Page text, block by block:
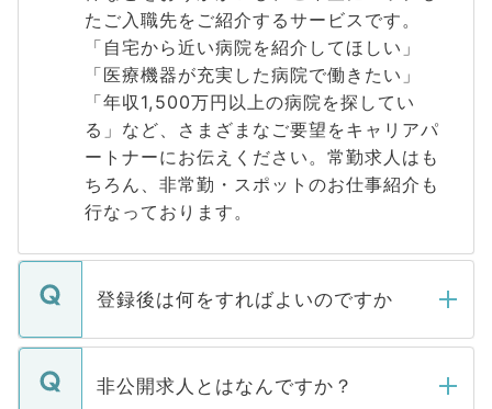
たご入職先をご紹介するサービスです。
「自宅から近い病院を紹介してほしい」
「医療機器が充実した病院で働きたい」
「年収1,500万円以上の病院を探してい
る」など、さまざまなご要望をキャリアパ
ートナーにお伝えください。常勤求人はも
ちろん、非常勤・スポットのお仕事紹介も
行なっております。
登録後は何をすればよいのですか
ご登録いただきましたら、弊社担当者がご
登録内容を確認し、その後メールもしくは
非公開求人とはなんですか？